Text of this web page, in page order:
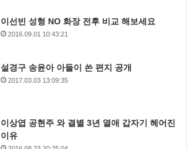
이선빈 성형 NO 화장 전후 비교 해보세요
2016.09.01 10:43:21
설경구 송윤아 아들이 쓴 편지 공개
2017.03.03 13:09:35
이상엽 공현주 와 결별 3년 열애 갑자기 헤어진
이유